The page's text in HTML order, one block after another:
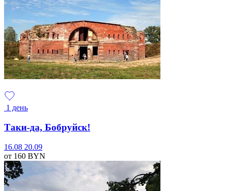
1 день
Таки-да, Бобруйск!
16.08 20.09
от 160 BYN